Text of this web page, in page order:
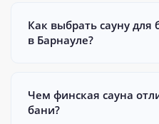
Как выбрать сауну
в Барнауле?
Чем финская сауна
бани?